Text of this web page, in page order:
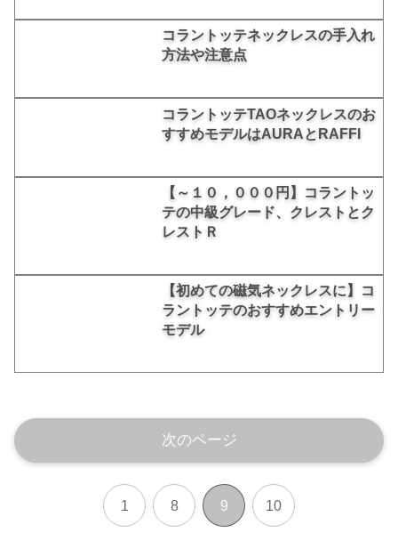
コラントッテネックレスの手入れ
方法や注意点
コラントッテTAOネックレスのお
すすめモデルはAURAとRAFFI
【～１０，０００円】コラントッ
テの中級グレード、クレストとク
レストＲ
【初めての磁気ネックレスに】コ
ラントッテのおすすめエントリー
モデル
次のページ
1 8 9 10